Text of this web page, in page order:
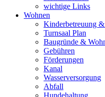
wichtige Links
Wohnen
Kinderbetreuung
Turnsaal Plan
Baugründe &
Gebühren
Förderungen
Kanal
Wasserversorgung
Abfall
Hundehaltung